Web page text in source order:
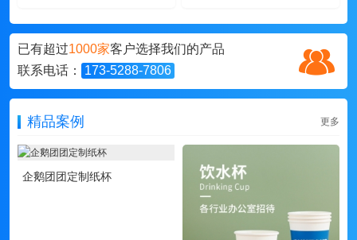
已有超过1000家客户选择我们的产品
联系电话：
173-5288-7806
精品案例 更多
企鹅团团定制纸杯